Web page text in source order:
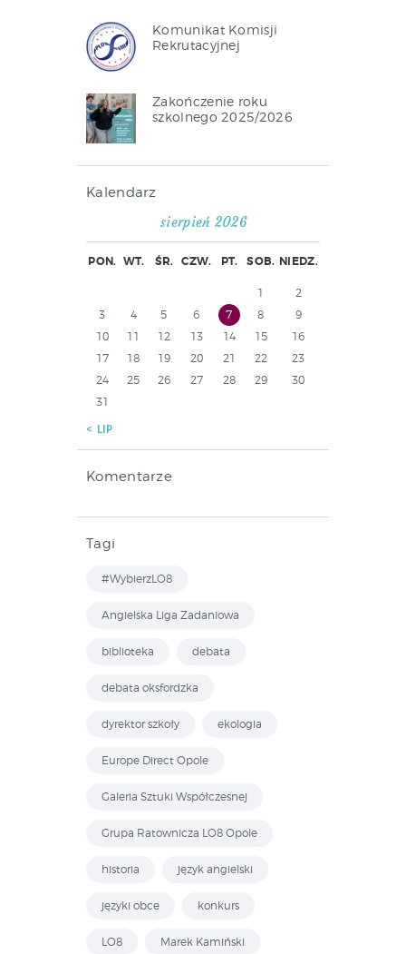
Komunikat Komisji
Rekrutacyjnej
Zakończenie roku
szkolnego 2025/2026
Kalendarz
sierpień 2026
PON. WT. ŚR. CZW. PT. SOB. NIEDZ.
1
2
3
4 5 6 7 8
9
10
11 12 13 14 15
16
17
18 19 20 21 22
23
24
25 26 27 28 29
30
31
« LIP
Komentarze
Tagi
#WybierzLO8
Angielska Liga Zadaniowa
biblioteka debata
debata oksfordzka
dyrektor szkoły ekologia
Europe Direct Opole
Galeria Sztuki Współczesnej
Grupa Ratownicza LO8 Opole
historia język angielski
języki obce konkurs
LO8 Marek Kamiński